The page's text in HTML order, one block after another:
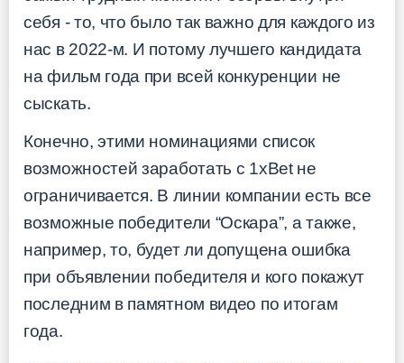
себя - то, что было так важно для каждого из
нас в 2022-м. И потому лучшего кандидата
на фильм года при всей конкуренции не
сыскать.
Конечно, этими номинациями список
возможностей заработать с 1xBet не
ограничивается. В линии компании есть все
возможные победители “Оскара”, а также,
например, то, будет ли допущена ошибка
при объявлении победителя и кого покажут
последним в памятном видео по итогам
года.